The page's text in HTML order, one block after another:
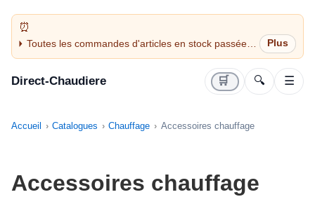
Toutes les commandes d'articles en stock passées
avant 14H sont expédiées le jour même (jours
Direct-Chaudiere 🛒 🔍 ☰
Accueil Catalogues Chauffage Accessoires chauffage
Accessoires chauffage